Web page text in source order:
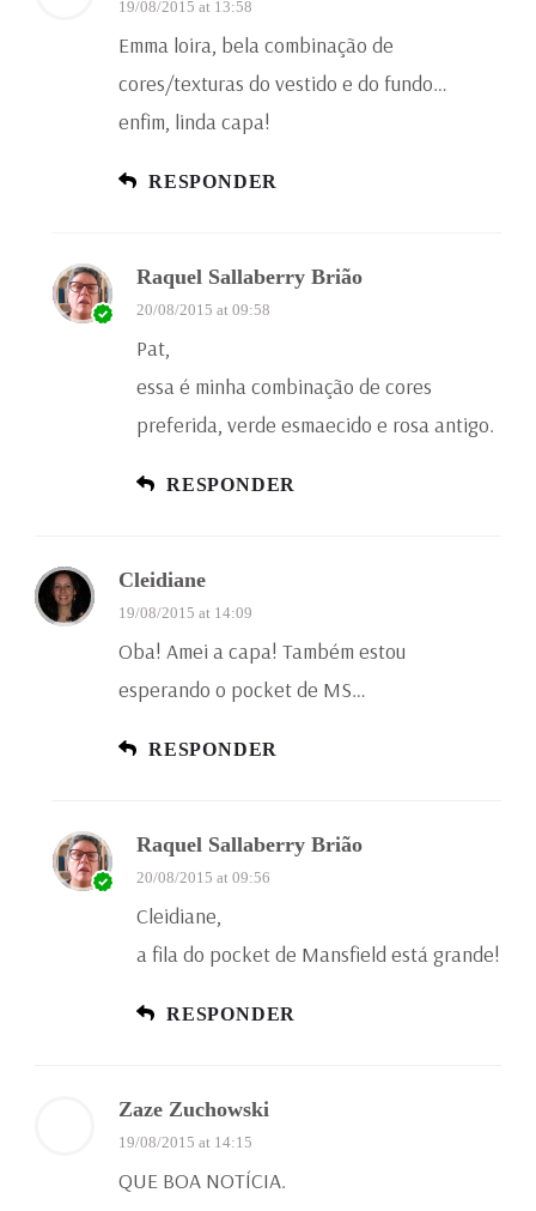
19/08/2015 at 13:58
Emma loira, bela combinação de
cores/texturas do vestido e do fundo…
enfim, linda capa!
RESPONDER
Raquel Sallaberry Brião
20/08/2015 at 09:58
Pat,
essa é minha combinação de cores
preferida, verde esmaecido e rosa antigo.
RESPONDER
Cleidiane
19/08/2015 at 14:09
Oba! Amei a capa! Também estou
esperando o pocket de MS…
RESPONDER
Raquel Sallaberry Brião
20/08/2015 at 09:56
Cleidiane,
a fila do pocket de Mansfield está grande!
RESPONDER
Zaze Zuchowski
19/08/2015 at 14:15
QUE BOA NOTÍCIA.